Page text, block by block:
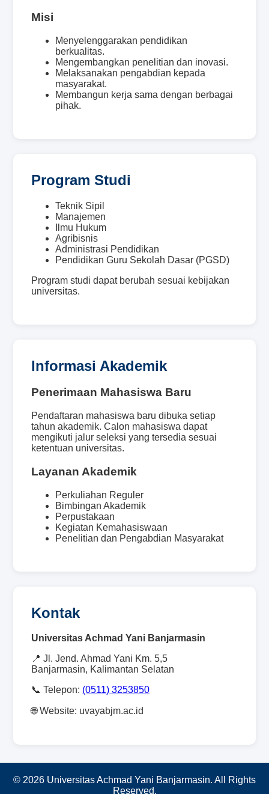
Misi
Menyelenggarakan pendidikan
berkualitas.
Mengembangkan penelitian dan inovasi.
Melaksanakan pengabdian kepada
masyarakat.
Membangun kerja sama dengan berbagai
pihak.
Program Studi
Teknik Sipil
Manajemen
Ilmu Hukum
Agribisnis
Administrasi Pendidikan
Pendidikan Guru Sekolah Dasar (PGSD)
Program studi dapat berubah sesuai kebijakan
universitas.
Informasi Akademik
Penerimaan Mahasiswa Baru
Pendaftaran mahasiswa baru dibuka setiap
tahun akademik. Calon mahasiswa dapat
mengikuti jalur seleksi yang tersedia sesuai
ketentuan universitas.
Layanan Akademik
Perkuliahan Reguler
Bimbingan Akademik
Perpustakaan
Kegiatan Kemahasiswaan
Penelitian dan Pengabdian Masyarakat
Kontak
Universitas Achmad Yani Banjarmasin
📍 Jl. Jend. Ahmad Yani Km. 5,5
Banjarmasin, Kalimantan Selatan
📞 Telepon: (0511) 3253850
🌐 Website: uvayabjm.ac.id
© 2026 Universitas Achmad Yani Banjarmasin. All Rights
Reserved.